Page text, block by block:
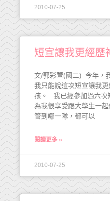
2010-07-25
短宣讓我更經歷
文/郭彩萱(國二) 今年，
我只能說這次短宣讓我
孩。 我已經參加過六次
為我很享受跟大學生一
管到哪一隊，都可以
閱讀更多 »
2010-07-25